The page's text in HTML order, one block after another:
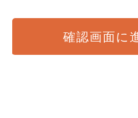
保護、個人情報に関する法規制等を遵
以下に示す方針を具現化するための個
ントシステムを構築し、最新のIT技
確認画面に